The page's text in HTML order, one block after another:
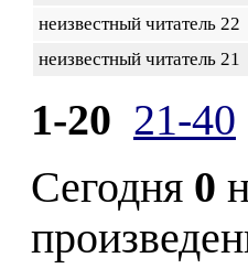
неизвестный читатель 22
неизвестный читатель 21
1-20 21-40
Сегодня 0